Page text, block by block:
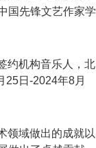
国先锋文艺作家学
约机构音乐人，北
25日-2024年8月
领域做出的成就以